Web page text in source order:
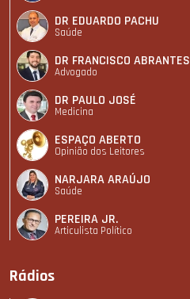
DR EDUARDO PACHU
Saúde
DR FRANCISCO ABRANTES
Advogado
DR PAULO JOSÉ
Medicina
ESPAÇO ABERTO
Opinião dos Leitores
NARJARA ARAÚJO
Saúde
PEREIRA JR.
Articulista Polí­tico
Rádios